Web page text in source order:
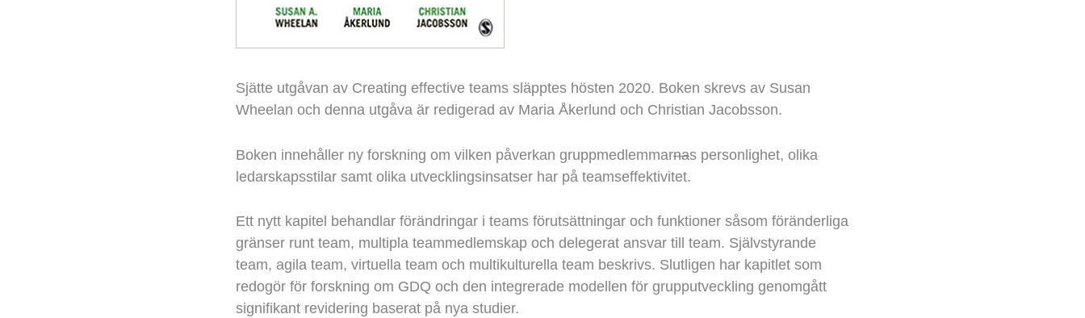
Sjätte utgåvan av Creating effective teams släpptes hösten 2020. Boken skrevs av Susan
Wheelan och denna utgåva är redigerad av Maria Åkerlund och Christian Jacobsson.
Boken innehåller ny forskning om vilken påverkan gruppmedlemmarnas personlighet, olika
ledarskapsstilar samt olika utvecklingsinsatser har på teamseffektivitet.
Ett nytt kapitel behandlar förändringar i teams förutsättningar och funktioner såsom föränderliga
gränser runt team, multipla teammedlemskap och delegerat ansvar till team. Självstyrande
team, agila team, virtuella team och multikulturella team beskrivs. Slutligen har kapitlet som
redogör för forskning om GDQ och den integrerade modellen för grupputveckling genomgått
signifikant revidering baserat på nya studier.